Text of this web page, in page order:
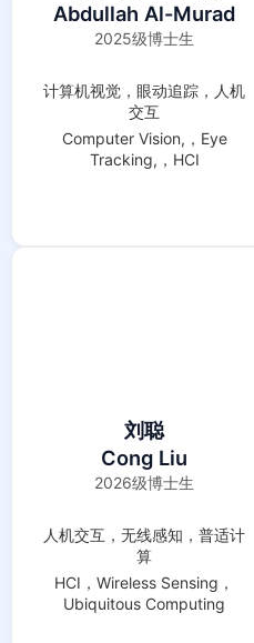
Abdullah Al-Murad
2025级博士生
计算机视觉，眼动追踪，人机
交互
Computer Vision,，Eye
Tracking,，HCI
刘聪
Cong Liu
2026级博士生
人机交互，无线感知，普适计
算
HCI，Wireless Sensing，
Ubiquitous Computing